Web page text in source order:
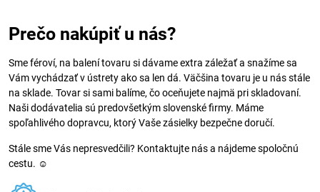
Prečo nakúpiť u nás?
Sme féroví, na balení tovaru si dávame extra záležať a snažíme sa
Vám vychádzať v ústrety ako sa len dá. Väčšina tovaru je u nás stále
na sklade. Tovar si sami balíme, čo oceňujete najmä pri skladovaní.
Naši dodávatelia sú predovšetkým slovenské firmy. Máme
spoľahlivého dopravcu, ktorý Vaše zásielky bezpečne doručí.
Stále sme Vás nepresvedčili? Kontaktujte nás a nájdeme spoločnú
cestu. ☺